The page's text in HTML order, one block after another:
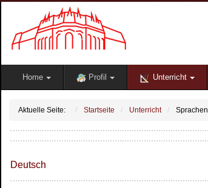
Home Profil Unterricht
Aktuelle Seite: Startseite Unterricht Sprachen
Deutsch